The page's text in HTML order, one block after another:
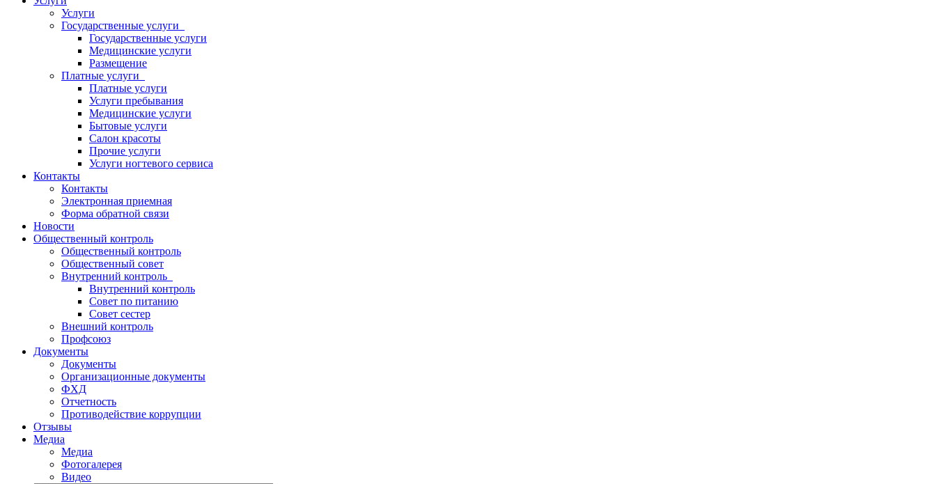
Услуги
Государственные услуги
Государственные услуги
Медицинские услуги
Размещение
Платные услуги
Платные услуги
Услуги пребывания
Медицинские услуги
Бытовые услуги
Салон красоты
Прочие услуги
Услуги ногтевого сервиса
Контакты
Контакты
Электронная приемная
Форма обратной связи
Новости
Общественный контроль
Общественный контроль
Общественный совет
Внутренний контроль
Внутренний контроль
Совет по питанию
Совет сестер
Внешний контроль
Профсоюз
Документы
Документы
Организационные документы
ФХД
Отчетность
Противодействие коррупции
Отзывы
Медиа
Медиа
Фотогалерея
Видео